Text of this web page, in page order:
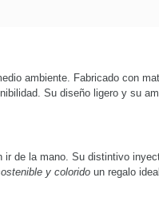
ambiente. Fabricado con
Su diseño ligero y su
de la mano. Su distintivo
y coloridoun regalo